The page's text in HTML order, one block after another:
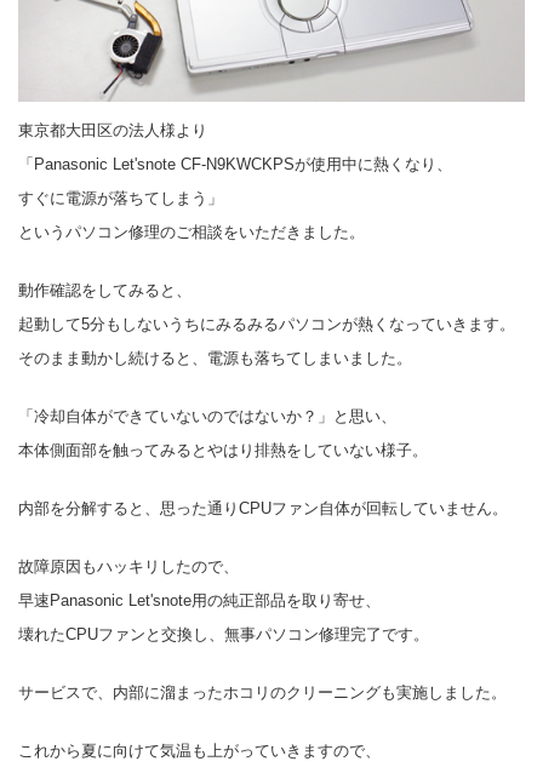
東京都大田区の法人様より
「Panasonic Let'snote CF-N9KWCKPSが使用中に熱くなり、
すぐに電源が落ちてしまう」
というパソコン修理のご相談をいただきました。
動作確認をしてみると、
起動して5分もしないうちにみるみるパソコンが熱くなっていきます。
そのまま動かし続けると、電源も落ちてしまいました。
「冷却自体ができていないのではないか？」と思い、
本体側面部を触ってみるとやはり排熱をしていない様子。
内部を分解すると、思った通りCPUファン自体が回転していません。
故障原因もハッキリしたので、
早速Panasonic Let'snote用の純正部品を取り寄せ、
壊れたCPUファンと交換し、無事パソコン修理完了です。
サービスで、内部に溜まったホコリのクリーニングも実施しました。
これから夏に向けて気温も上がっていきますので、